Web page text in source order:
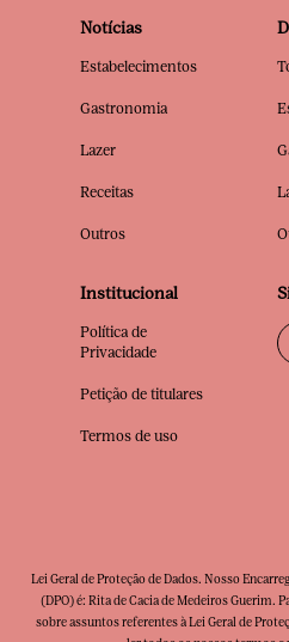
Notícias
Estabelecimentos
Gastronomia
Lazer
Receitas
Outros
Institucional
Política de
Privacidade
Petição de titulares
Termos de uso
Lei Geral de Proteção de Dados. Nosso
(DPO) é: Rita de Cacia de Medeiros Guerim.
sobre assuntos referentes à Lei Geral de